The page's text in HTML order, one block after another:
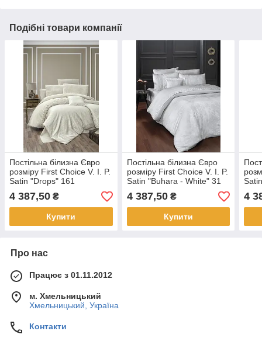
Подібні товари компанії
Постільна білизна Євро
розміру First Choice V. I. P.
Satin "Drops" 161
4 387,50 ₴
Купити
Постільна білизна Євро
розміру First Choice V. I. P.
Satin "Buhara - White" 31
4 387,50₴
Купити
4
Про нас
Працює з 01.11.2012
м. Хмельницький
Хмельницький, Україна
Контакти